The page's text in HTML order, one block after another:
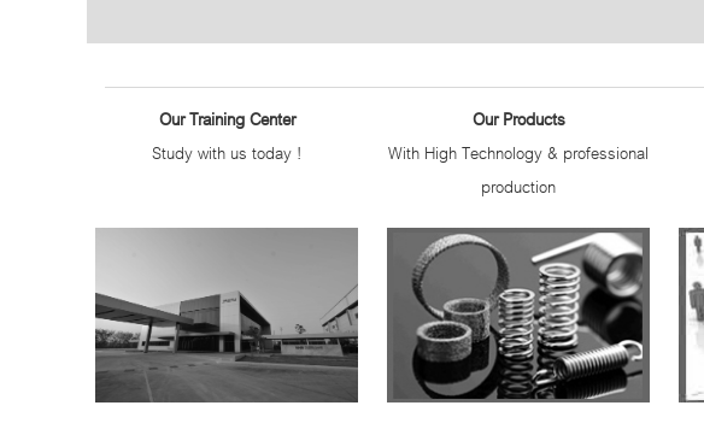
Our Training Center
Study with us today !
Our Products
With High Technology & professional
production